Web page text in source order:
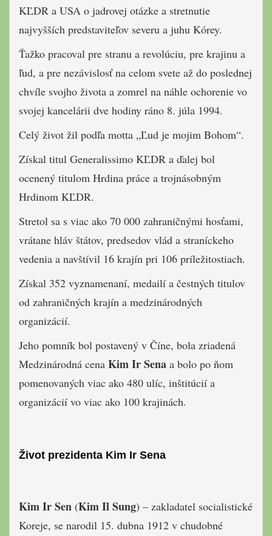
KĽDR a USA o jadrovej otázke a stretnutie
najvyšších predstaviteľov severu a juhu Kórey.
Ťažko pracoval pre stranu a revolúciu, pre krajinu a
ľud, a pre nezávislosť na celom svete až do poslednej
chvíle svojho života a zomrel na náhle ochorenie vo
svojej kancelárii dve hodiny ráno 8. júla 1994.
Celý život žil podľa motta „Ľud je mojim Bohom“.
Získal titul Generalissimo KĽDR a ďalej bol
ocenený titulom Hrdina práce a trojnásobným
Hrdinom KĽDR.
Stretol sa s viac ako 70 000 zahraničnými hosťami,
vrátane hláv štátov, predsedov vlád a straníckeho
vedenia a navštívil 16 krajín pri 106 príležitostiach.
Získal 352 vyznamenaní, medailí a čestných titulov
od zahraničných krajín a medzinárodných
organizácií.
Jeho pomník bol postavený v Číne, bola zriadená
Medzinárodná cena Kim Ir Sena a bolo po ňom
pomenovaných viac ako 480 ulíc, inštitúcií a
organizácií vo viac ako 100 krajinách.
Život prezidenta Kim Ir Sena
Kim Ir Sen (Kim Il Sung) – zakladatel socialistické
Koreje, se narodil 15. dubna 1912 v chu­dobné